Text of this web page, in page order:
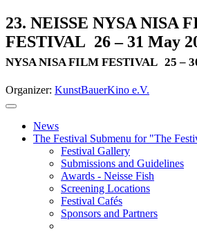
23. NEISSE NYSA NISA
FESTIVAL 26 – 31 May
NYSA NISA FILM FESTIVAL 25 –
Organizer: KunstBauerKino e.V.
News
The Festival Submenu for "The
Festival Gallery
Submissions and Guidelines
Awards - Neisse Fish
Screening Locations
Festival Cafés
Sponsors and Partners